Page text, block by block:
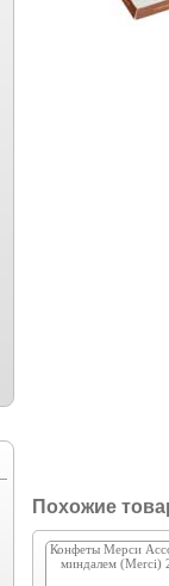
Похожие
Конфеты Мерси
миндалем (Merci)